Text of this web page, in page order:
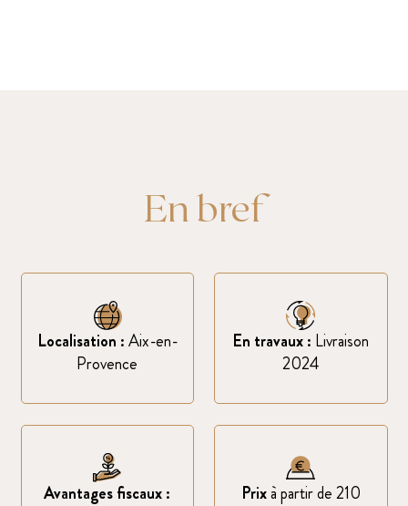
En bref
Localisation :Aix-en-
Provence
En travaux : Livraison
2024
Avantages fiscaux :
Prixà partir de 210